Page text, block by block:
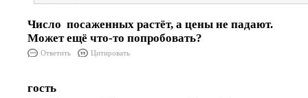
Число посаженных растёт, а цены не падают.
Может ещё что-то попробовать?
Ответить Цитировать
гость